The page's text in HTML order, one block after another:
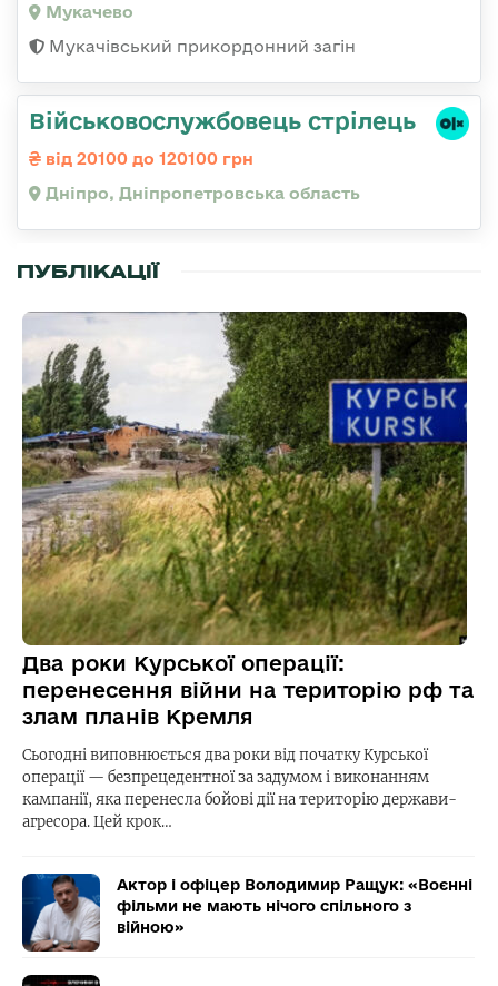
Мукачево
Мукачівський прикордонний загін
Військовослужбовець стрілець
від 20100 до 120100 грн
Дніпро, Дніпропетровська область
ПУБЛІКАЦІЇ
Два роки Курської операції:
перенесення війни на територію рф та
злам планів Кремля
Сьогодні виповнюється два роки від початку Курської
операції — безпрецедентної за задумом і виконанням
кампанії, яка перенесла бойові дії на територію держави-
агресора. Цей крок…
Актор і офіцер Володимир Ращук: «Воєнні
фільми не мають нічого спільного з
війною»